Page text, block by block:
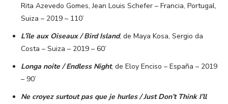
Rita Azevedo Gomes, Jean Louis Schefer – Francia, Portugal,
Suiza – 2019 – 110’
L’île aux Oiseaux / Bird Island, de Maya Kosa, Sergio da
Costa – Suiza – 2019 – 60’
Longa noite / Endless Night, de Eloy Enciso – España – 2019
– 90’
Ne croyez surtout pas que je hurles / Just Don’t Think I’ll